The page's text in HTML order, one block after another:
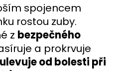
spojencem
rostou zuby.
z bezpečného
a prokrvuje
ulevuje od bolesti při